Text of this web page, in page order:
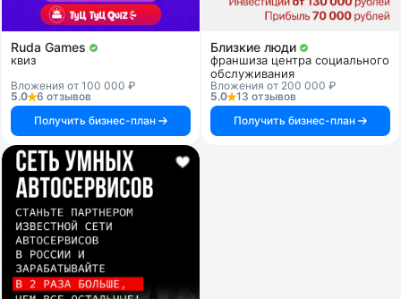
Ruda Games
квиз
Вложения от 100 000 ₽
5.0
6 отзывов
Получить бизнес-план
Близкие люди
франшиза центра социального
обслуживания
Вложения от 200 000 ₽
5.0
13 отзывов
Получить бизнес-план